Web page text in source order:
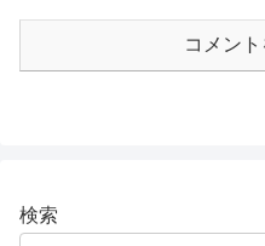
コメン
検索